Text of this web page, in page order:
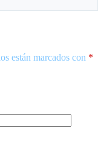
están marcados con *